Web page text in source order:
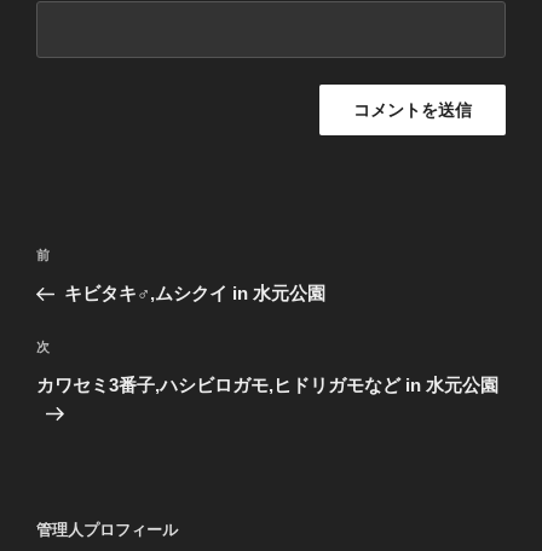
投
ナ
ビ
ゲ
ー
前
の
稿
前
キビタキ♂,ムシクイ in 水元公園
次
の
次
カワセミ3番子,ハシビロガモ,ヒドリガモなど in 水元公園
管理人プロフィール